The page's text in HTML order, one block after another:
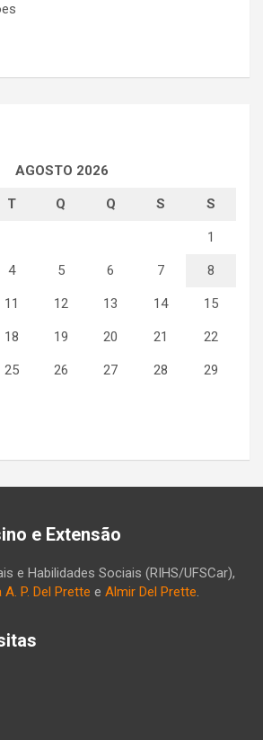
AGOSTO 2026
T Q Q S S
1
4 5 6 7 8
11 12 13 14 15
18 19 20 21 22
25 26 27 28 29
e Extensão
e Habilidades Sociais (RIHS/UFSCar),
A. P. Del Prette e Almir Del Prette.